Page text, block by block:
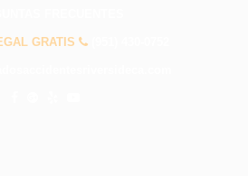
GRATIS